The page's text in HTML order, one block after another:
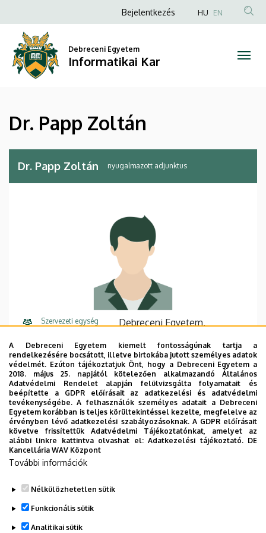
Papp
Zoltán
Kar
a
tartalomra
Anonim
fiók
menüje
Bejelentkezés HU EN
Debreceni Egyetem
Informatikai Kar
Dr. Papp Zoltán
Dr. Papp Zoltán nyugalmazott adjunktus
Szervezeti egység
Debreceni Egyetem,
Számítógéptudományi
Tanszék
Központi telefonszám +36 52 512 900 75330
E-mail cím pappzolaj@gmail.com
Cím 4028 Debrecen, Kassai út 26.
Épület
A Debreceni Egyetem kiemelt fontosságúnak tartja a
rendelkezésére bocsátott, illetve birtokába jutott személyes adatok
védelmét. Ezúton tájékoztatjuk Önt, hogy a Debreceni Egyetem a
2018. május 25. napjától kötelezően alkalmazandó Általános
Adatvédelmi Rendelet alapján felülvizsgálta folyamatait és
beépítette a GDPR előírásait az adatkezelési és adatvédelmi
tevékenységébe. A felhasználók személyes adatait a Debreceni
Egyetem korábban is teljes körültekintéssel kezelte, megfelelve az
érvényben lévő adatkezelési szabályozásoknak. A GDPR előírásait
követve frissítettük Adatvédelmi Tájékoztatónkat, amelyet az
alábbi linkre kattintva olvashat el:Adatkezelési tájékoztató. DE
Kancellária WAV Központ
További információk
Nélkülözhetetlen sütik
Funkcionális sütik
Analitikai sütik